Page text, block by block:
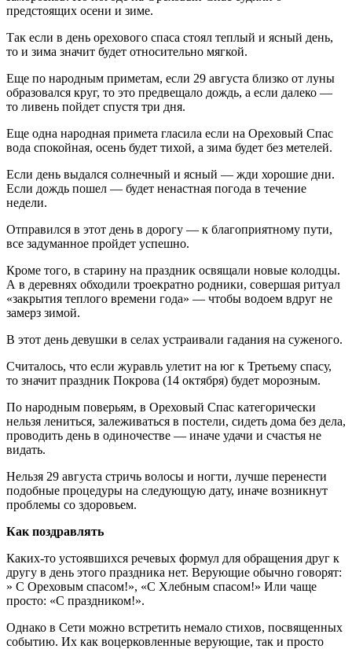
предстоящих осени и зиме.
Так если в день орехового спаса стоял теплый и ясный день,
то и зима значит будет относительно мягкой.
Еще по народным приметам, если 29 августа близко от луны
образовался круг, то это предвещало дождь, а если далеко —
то ливень пойдет спустя три дня.
Еще одна народная примета гласила если на Ореховый Спас
вода спокойная, осень будет тихой, а зима будет без метелей.
Если день выдался солнечный и ясный — жди хорошие дни.
Если дождь пошел — будет ненастная погода в течение
недели.
Отправился в этот день в дорогу — к благоприятному пути,
все задуманное пройдет успешно.
Кроме того, в старину на праздник освящали новые колодцы.
А в деревнях обходили троекратно родники, совершая ритуал
«закрытия теплого времени года» — чтобы водоем вдруг не
замерз зимой.
В этот день девушки в селах устраивали гадания на суженого.
Считалось, что если журавль улетит на юг к Третьему спасу,
то значит праздник Покрова (14 октября) будет морозным.
По народным поверьям, в Ореховый Спас категорически
нельзя лениться, залеживаться в постели, сидеть дома без дела,
проводить день в одиночестве — иначе удачи и счастья не
видать.
Нельзя 29 августа стричь волосы и ногти, лучше перенести
подобные процедуры на следующую дату, иначе возникнут
проблемы со здоровьем.
Как поздравлять
Каких-то устоявшихся речевых формул для обращения друг к
другу в день этого праздника нет. Верующие обычно говорят:
» С Ореховым спасом!», «С Хлебным спасом!» Или чаще
просто: «С праздником!».
Однако в Сети можно встретить немало стихов, посвященных
событию. Их как воцерковленные верующие, так и просто